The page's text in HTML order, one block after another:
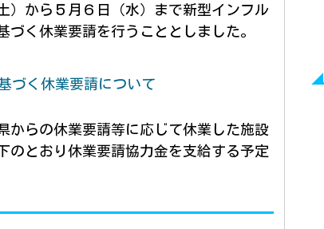
）から５月６日（水）まで新型インフル
く休業要請を行うこととしました。
づく休業要請について
からの休業要請等に応じて休業した施設
のとおり休業要請協力金を支給する予定